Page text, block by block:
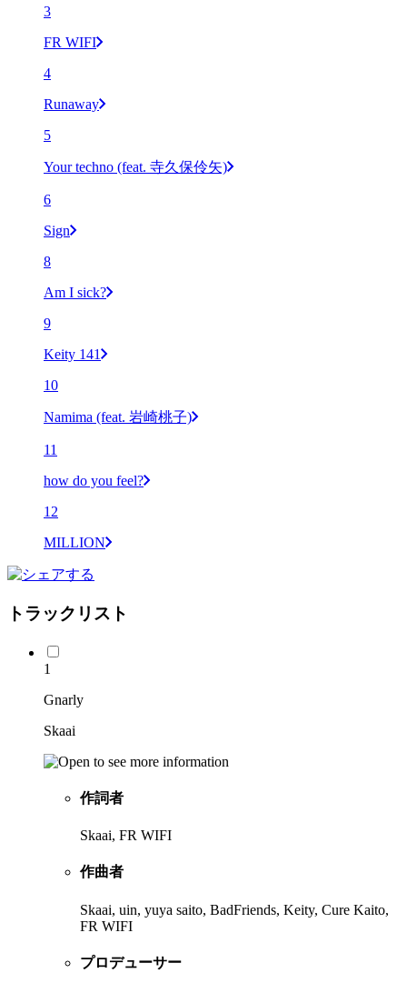
3
FR WIFI
4
Runaway
5
Your techno (feat. 寺久保伶矢)
6
Sign
8
Am I sick?
9
Keity 141
10
Namima (feat. 岩崎桃子)
11
how do you feel?
12
MILLION
トラックリスト
1
Gnarly
Skaai
作詞者
Skaai, FR WIFI
作曲者
Skaai, uin, yuya saito, BadFriends, Keity, Cure Kaito,
FR WIFI
プロデューサー